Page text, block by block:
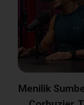
Menilik